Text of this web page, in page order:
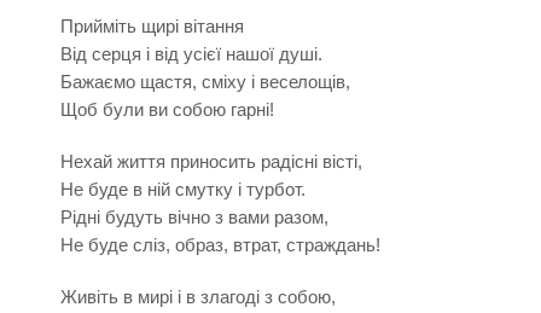
Прийміть щирі вітання
Від серця і від усієї нашої душі.
Бажаємо щастя, сміху і веселощів,
Щоб були ви собою гарні!
Нехай життя приносить радісні вісті,
Не буде в ній смутку і турбот.
Рідні будуть вічно з вами разом,
Не буде сліз, образ, втрат, страждань!
Живіть в мирі і в злагоді з собою,